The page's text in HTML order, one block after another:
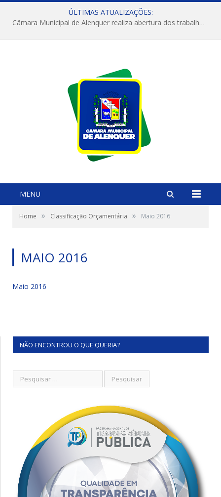
ÚLTIMAS ATUALIZAÇÕES:
Câmara Municipal de Alenquer realiza abertura dos trabalhos do 4º Período Legislativo
MENU
Home » Classificação Orçamentária » Maio 2016
MAIO 2016
Maio 2016
NÃO ENCONTROU O QUE QUERIA?